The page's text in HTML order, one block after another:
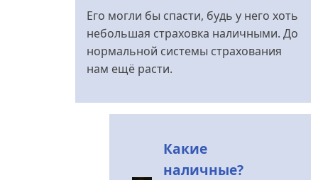
відповідь
Интересная
Его могли бы спасти, будь у него хоть
небольшая страховка наличными. До
нормальной системы страхования
нам ещё расти.
Какие
наличные?